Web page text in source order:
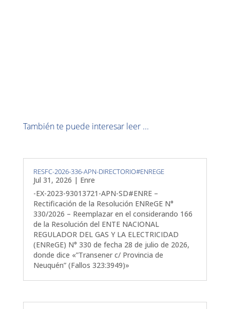
También te puede interesar leer ...
RESFC-2026-336-APN-DIRECTORIO#ENREGE
Jul 31, 2026 | Enre
-EX-2023-93013721-APN-SD#ENRE –
Rectificación de la Resolución ENReGE N°
330/2026 – Reemplazar en el considerando 166
de la Resolución del ENTE NACIONAL
REGULADOR DEL GAS Y LA ELECTRICIDAD
(ENReGE) N° 330 de fecha 28 de julio de 2026,
donde dice «”Transener c/ Provincia de
Neuquén” (Fallos 323:3949)»